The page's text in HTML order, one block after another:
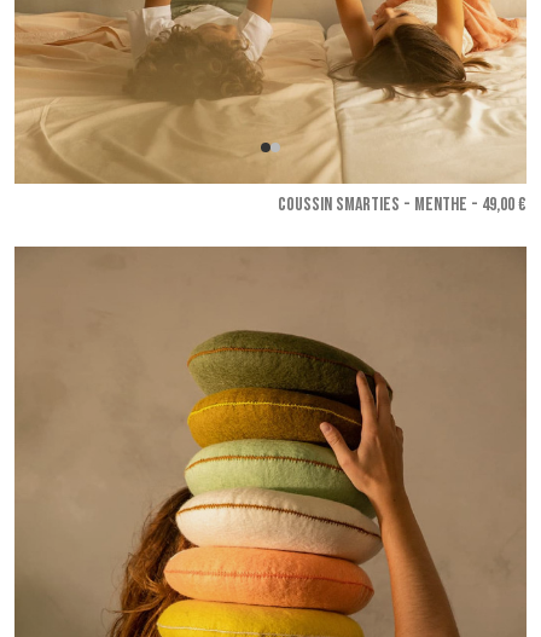
COUSSIN SMARTIES - Menthe - 49,00 €